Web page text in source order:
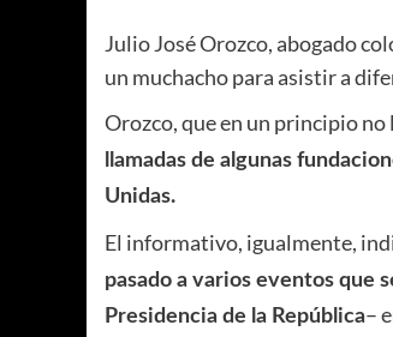
Julio José Orozco, abogado
un muchacho para asistir a
Orozco, que en un principio
llamadas de algunas
Unidas.
El informativo, igualmente,
pasado a varios eventos que
Presidencia de la República–